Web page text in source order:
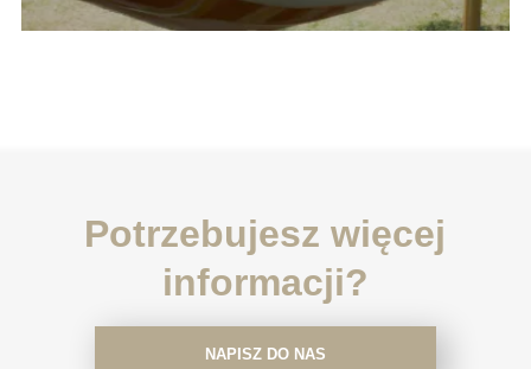
Potrzebujesz więcej
informacji?
NAPISZ DO NAS